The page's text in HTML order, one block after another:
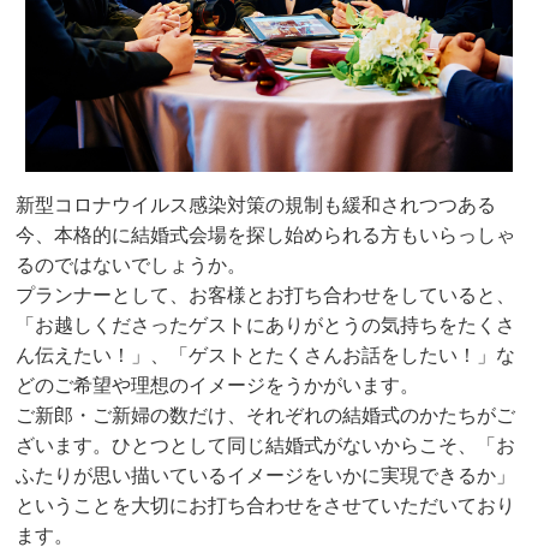
新型コロナウイルス感染対策の規制も緩和されつつある
今、本格的に結婚式会場を探し始められる方もいらっしゃ
るのではないでしょうか。
プランナーとして、お客様とお打ち合わせをしていると、
「お越しくださったゲストにありがとうの気持ちをたくさ
ん伝えたい！」、「ゲストとたくさんお話をしたい！」な
どのご希望や理想のイメージをうかがいます。
ご新郎・ご新婦の数だけ、それぞれの結婚式のかたちがご
ざいます。ひとつとして同じ結婚式がないからこそ、「お
ふたりが思い描いているイメージをいかに実現できるか」
ということを大切にお打ち合わせをさせていただいており
ます。